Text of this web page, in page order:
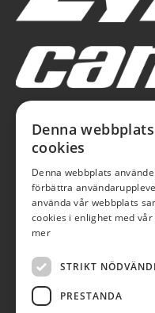
Denna
cookies
Denna webbplats
förbättra
använda vår webbplats
cookies i enlighet med vår
mer
STRIKT
PRESTANDA